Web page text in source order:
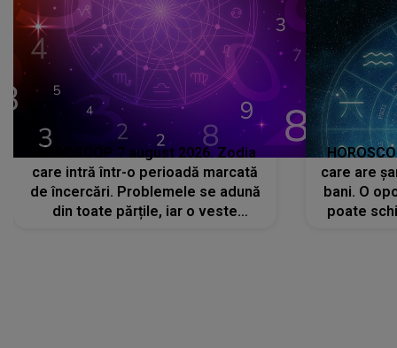
HOROSCOP 7 august 2026. Zodia
care intră într-o perioadă marcată
de încercări. Problemele se adună
din toate părțile, iar o veste
care are
bani. O
poate